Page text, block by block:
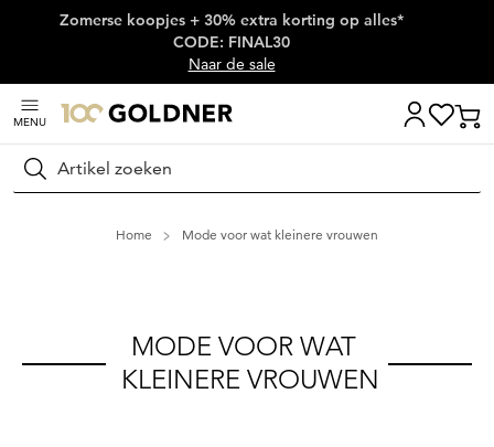
Skip naar hoofdinhoud
Zomerse koopjes + 30% extra korting op alles*
CODE: FINAL30
Naar de sale
MENU
Zoeken
Home Mode voor wat kleinere vrouwen
MODE VOOR WAT
KLEINERE VROUWEN